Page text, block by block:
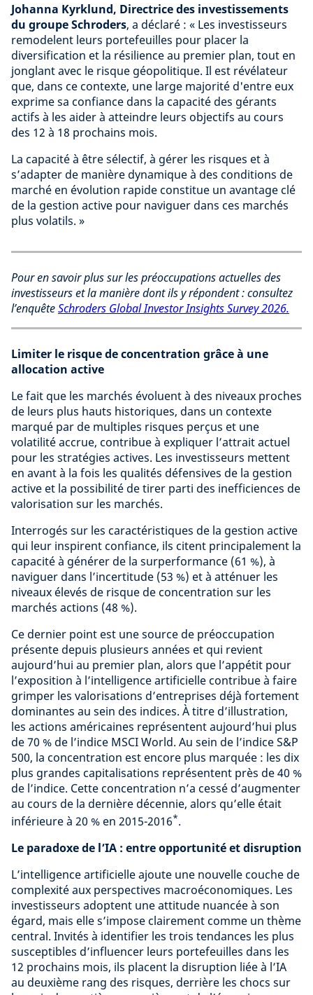
Johanna Kyrklund, Directrice des investissements
du groupe Schroders, a déclaré : « Les investisseurs
remodelent leurs portefeuilles pour placer la
diversification et la résilience au premier plan, tout en
jonglant avec le risque géopolitique. Il est révélateur
que, dans ce contexte, une large majorité d'entre eux
exprime sa confiance dans la capacité des gérants
actifs à les aider à atteindre leurs objectifs au cours
des 12 à 18 prochains mois.
La capacité à être sélectif, à gérer les risques et à
s’adapter de manière dynamique à des conditions de
marché en évolution rapide constitue un avantage clé
de la gestion active pour naviguer dans ces marchés
plus volatils. »
Pour en savoir plus sur les préoccupations actuelles des
investisseurs et la manière dont ils y répondent : consultez
l’enquêteSchroders Global Investor Insights Survey 2026.
Limiter le risque de concentration grâce à une
allocation active
Le fait que les marchés évoluent à des niveaux proches
de leurs plus hauts historiques, dans un contexte
marqué par de multiples risques perçus et une
volatilité accrue, contribue à expliquer l’attrait actuel
pour les stratégies actives. Les investisseurs mettent
en avant à la fois les qualités défensives de la gestion
active et la possibilité de tirer parti des inefficiences de
valorisation sur les marchés.
Interrogés sur les caractéristiques de la gestion active
qui leur inspirent confiance, ils citent principalement la
capacité à générer de la surperformance (61 %), à
naviguer dans l’incertitude (53 %) et à atténuer les
niveaux élevés de risque de concentration sur les
marchés actions (48 %).
Ce dernier point est une source de préoccupation
présente depuis plusieurs années et qui revient
aujourd’hui au premier plan, alors que l’appétit pour
l’exposition à l’intelligence artificielle contribue à faire
grimper les valorisations d’entreprises déjà fortement
dominantes au sein des indices. À titre d’illustration,
les actions américaines représentent aujourd’hui plus
de 70 % de l’indice MSCI World. Au sein de l’indice S&P
500, la concentration est encore plus marquée : les dix
plus grandes capitalisations représentent près de 40 %
de l’indice. Cette concentration n’a cessé d’augmenter
au cours de la dernière décennie, alors qu’elle était
inférieure à 20 % en 2015-2016*.
Le paradoxe de l’IA : entre opportunité et disruption
L’intelligence artificielle ajoute une nouvelle couche de
complexité aux perspectives macroéconomiques. Les
investisseurs adoptent une attitude nuancée à son
égard, mais elle s’impose clairement comme un thème
central. Invités à identifier les trois tendances les plus
susceptibles d’influencer leurs portefeuilles dans les
12 prochains mois, ils placent la disruption liée à l’IA
au deuxième rang des risques, derrière les chocs sur